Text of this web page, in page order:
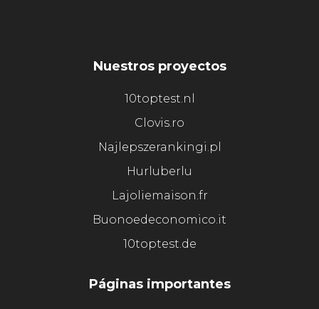
Nuestros proyectos
10toptest.nl
Clovis.ro
Najlepszerankingi.pl
Hurluberlu
Lajoliemaison.fr
Buonoedeconomico.it
10toptest.de
Páginas importantes